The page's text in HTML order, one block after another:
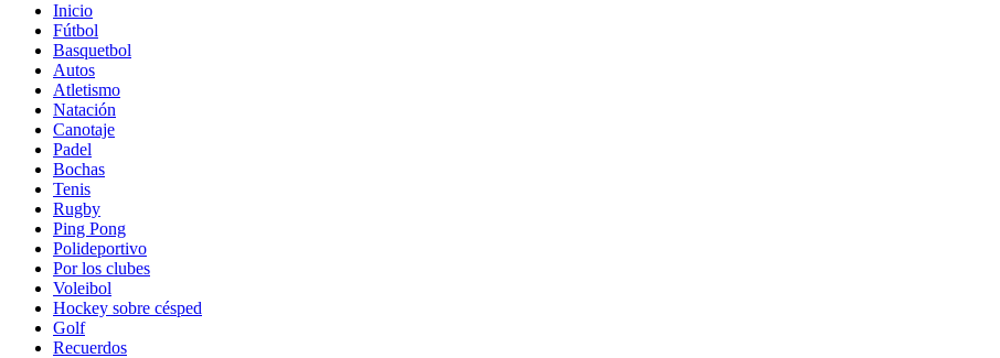
Inicio
Fútbol
Basquetbol
Autos
Atletismo
Natación
Canotaje
Padel
Bochas
Tenis
Rugby
Ping Pong
Polideportivo
Por los clubes
Voleibol
Hockey sobre césped
Golf
Recuerdos